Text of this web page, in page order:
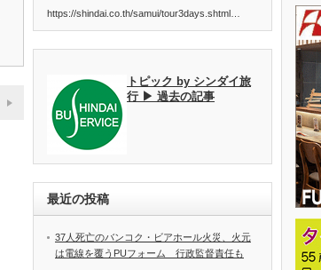
https://shindai.co.th/samui/tour3days.shtml…
トピック by シンダイ旅
行 ▶ 過去の記事
最近の投稿
37人死亡のバンコク・ビアホール火災、火元
は電線を覆うPUフォーム 行政監督責任も